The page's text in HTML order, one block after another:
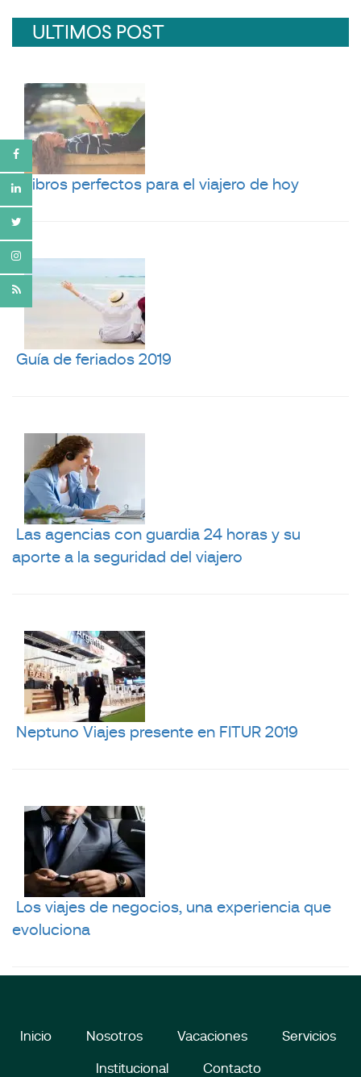
ULTIMOS POST
5 libros perfectos para el viajero de hoy
Guía de feriados 2019
Las agencias con guardia 24 horas y su
aporte a la seguridad del viajero
Neptuno Viajes presente en FITUR 2019
Los viajes de negocios, una experiencia que
evoluciona
Inicio Nosotros Vacaciones Servicios
Institucional Contacto